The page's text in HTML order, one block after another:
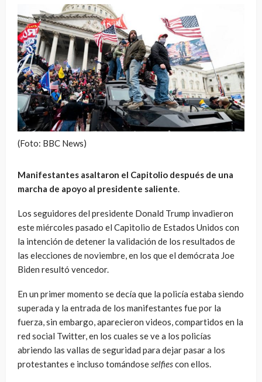
(Foto: BBC News)
Manifestantes asaltaron el Capitolio después de una
marcha de apoyo al presidente saliente.
Los seguidores del presidente Donald Trump invadieron
este miércoles pasado el Capitolio de Estados Unidos con
la intención de detener la validación de los resultados de
las elecciones de noviembre, en los que el demócrata Joe
Biden resultó vencedor.
En un primer momento se decía que la policía estaba siendo
superada y la entrada de los manifestantes fue por la
fuerza, sin embargo, aparecieron videos, compartidos en la
red social Twitter, en los cuales se ve a los policías
abriendo las vallas de seguridad para dejar pasar a los
protestantes e incluso tomándoseselfiescon ellos.